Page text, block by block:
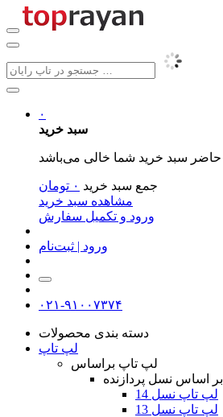
۰
سبد خرید
جمع سبد خرید ۰ تومان
مشاهده سبد خرید
ورود و تکمیل سفارش
ورود | ثبت‌نام
۰۲۱-۹۱۰۰۷۳۷۴
دسته بندی محصولات
لپ تاپ
لپ تاپ براساس
بر اساس نسل پردازنده
لپ تاپ نسل 14
لپ تاپ نسل 13